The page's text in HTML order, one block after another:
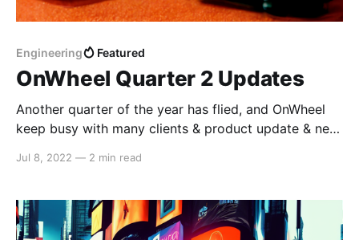
Engineering Featured
OnWheel Quarter 2 Updates
Another quarter of the year has flied, and OnWheel
keep busy with many clients & product update & new
proud achievements of the last season: 1. We
different businesses adopted OnWheel in amazing &
innovating ways. Our
Jul 8, 2022 — 2 min read